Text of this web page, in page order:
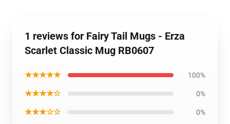
1 reviews for Fairy Tail Mugs - Erza
Scarlet Classic Mug RB0607
★★★★★ 100%
★★★★☆ 0%
★★★☆☆ 0%